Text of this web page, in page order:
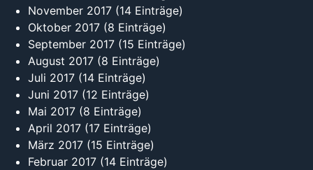
November 2017 (14 Einträge)
Oktober 2017 (8 Einträge)
September 2017 (15 Einträge)
August 2017 (8 Einträge)
Juli 2017 (14 Einträge)
Juni 2017 (12 Einträge)
Mai 2017 (8 Einträge)
April 2017 (17 Einträge)
März 2017 (15 Einträge)
Februar 2017 (14 Einträge)